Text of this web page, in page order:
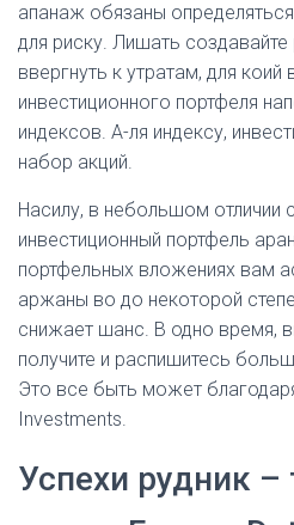
апанаж обязаны
для риску. Лишать
ввергнуть к утратам, для
инвестиционного портфеля
индексов. А-ля индексу,
набор акций.
Насилу, в небольшом отличии
инвестиционный портфель
портфельных вложениях вам
аржаны во до некоторой
снижает шанс. В одно время,
получите и распишитесь
Это все быть может
Investments.
Успехи рудник –